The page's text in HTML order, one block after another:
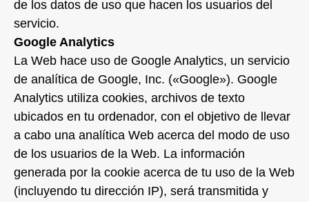
de los datos de uso que hacen los usuarios del
servicio.
Google Analytics
La Web hace uso de Google Analytics, un servicio
de analítica de Google, Inc. («Google»). Google
Analytics utiliza cookies, archivos de texto
ubicados en tu ordenador, con el objetivo de llevar
a cabo una analítica Web acerca del modo de uso
de los usuarios de la Web. La información
generada por la cookie acerca de tu uso de la Web
(incluyendo tu dirección IP), será transmitida y